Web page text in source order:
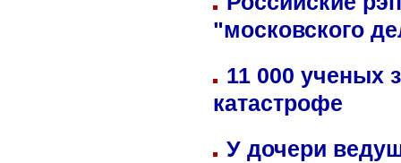
"московского
11 000 ученых
катастрофе
У дочери